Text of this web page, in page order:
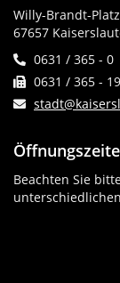
Willy-Brandt-Platz
67657
0631 / 365 - 0
0631 / 365 -
Beachten Sie
unterschiedlichen